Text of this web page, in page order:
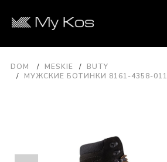
DOM MESKIE
BUTY
МУЖСКИЕ БОТИНКИ 8161-4358-011